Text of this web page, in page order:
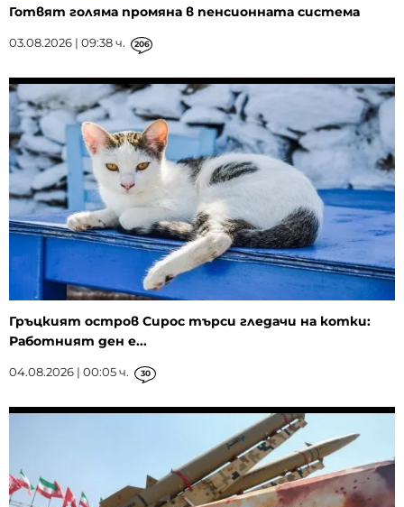
Готвят голяма промяна в пенсионната система
03.08.2026 | 09:38 ч. 206
Гръцкият остров Сирос търси гледачи на котки:
Работният ден е...
04.08.2026 | 00:05 ч. 30